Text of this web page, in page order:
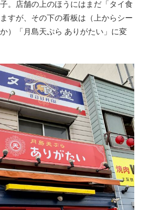
。店舗の上のほうにはまだ「タイ食
すが、その下の看板は（上からシー
）「月島天ぷら ありがたい」に変